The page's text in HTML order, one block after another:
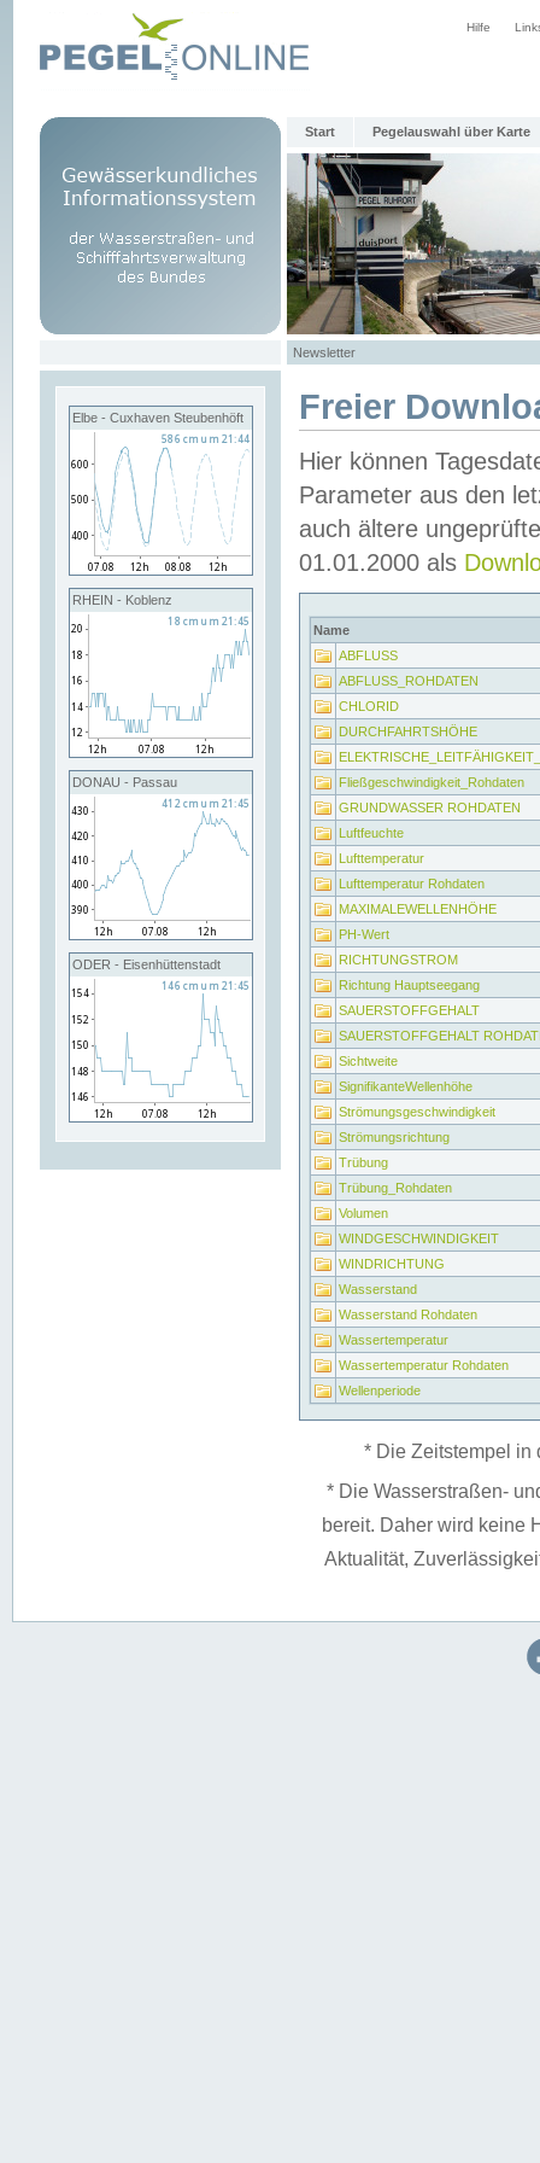
Hilfe
Start Pegelauswahl über Karte
Newsletter
Elbe - Cuxhaven Steubenhöft
RHEIN - Koblenz
DONAU - Passau
ODER - Eisenhüttenstadt
Freier
Hier können
Parameter aus den
auch ältere
01.01.2000 als
Name
ABFLUSS
ABFLUSS_ROHDATEN
CHLORID
DURCHFAHRTSHÖHE
Fließgeschwindigkeit_Rohdaten
GRUNDWASSER ROHDATEN
Luftfeuchte
Lufttemperatur
Lufttemperatur Rohdaten
MAXIMALEWELLENHÖHE
PH-Wert
RICHTUNGSTROM
Richtung Hauptseegang
SAUERSTOFFGEHALT
SAUERSTOFFGEHALT
Sichtweite
SignifikanteWellenhöhe
Strömungsgeschwindigkeit
Strömungsrichtung
Trübung
Trübung_Rohdaten
Volumen
WINDGESCHWINDIGKEIT
WINDRICHTUNG
Wasserstand
Wasserstand Rohdaten
Wassertemperatur
Wassertemperatur Rohdaten
Wellenperiode
* Die Zeitstempel in
* Die Wasserstraßen-
bereit. Daher wird keine
Aktualität,